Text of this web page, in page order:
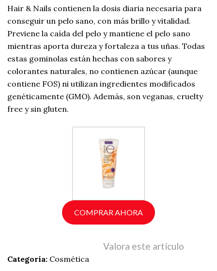
Hair & Nails contienen la dosis diaria necesaria para
conseguir un pelo sano, con más brillo y vitalidad.
Previene la caída del pelo y mantiene el pelo sano
mientras aporta dureza y fortaleza a tus uñas. Todas
estas gominolas están hechas con sabores y
colorantes naturales, no contienen azúcar (aunque
contiene FOS) ni utilizan ingredientes modificados
genéticamente (GMO). Además, son veganas, cruelty
free y sin gluten.
COMPRAR AHORA
Valora este artículo
Categoría: Cosmética